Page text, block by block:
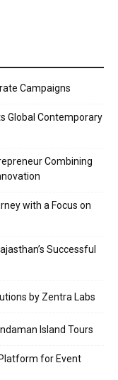
Campaigns
Global Contemporary
Combining
with a Focus on
Successful
by Zentra Labs
Island Tours
for Event